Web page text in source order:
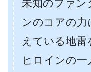
未知のファン
ンのコアの力
えている地
ヒロインの